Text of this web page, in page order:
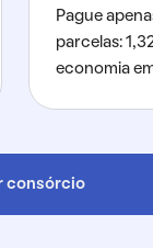
Pague
parcelas:
economia
consórcio